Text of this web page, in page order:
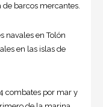
barcos mercantes.
navales en Tolón
en las islas de
combates por mar y